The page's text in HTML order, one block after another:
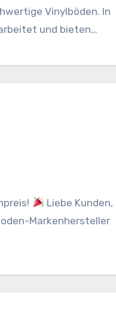
Vinylböden. In
und bieten…
Liebe Kunden,
Markenhersteller